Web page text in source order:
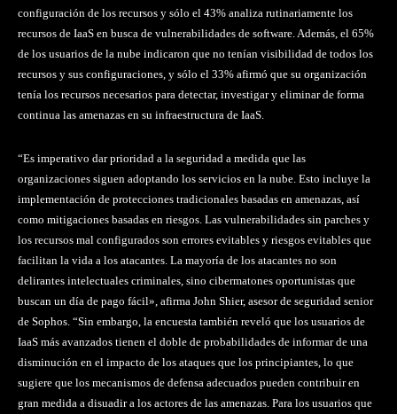
configuración de los recursos y sólo el 43% analiza rutinariamente los
recursos de IaaS en busca de vulnerabilidades de software. Además, el 65%
de los usuarios de la nube indicaron que no tenían visibilidad de todos los
recursos y sus configuraciones, y sólo el 33% afirmó que su organización
tenía los recursos necesarios para detectar, investigar y eliminar de forma
continua las amenazas en su infraestructura de IaaS.
“Es imperativo dar prioridad a la seguridad a medida que las
organizaciones siguen adoptando los servicios en la nube. Esto incluye la
implementación de protecciones tradicionales basadas en amenazas, así
como mitigaciones basadas en riesgos. Las vulnerabilidades sin parches y
los recursos mal configurados son errores evitables y riesgos evitables que
facilitan la vida a los atacantes. La mayoría de los atacantes no son
delirantes intelectuales criminales, sino cibermatones oportunistas que
buscan un día de pago fácil», afirma John Shier, asesor de seguridad senior
de Sophos. “Sin embargo, la encuesta también reveló que los usuarios de
IaaS más avanzados tienen el doble de probabilidades de informar de una
disminución en el impacto de los ataques que los principiantes, lo que
sugiere que los mecanismos de defensa adecuados pueden contribuir en
gran medida a disuadir a los actores de las amenazas. Para los usuarios que